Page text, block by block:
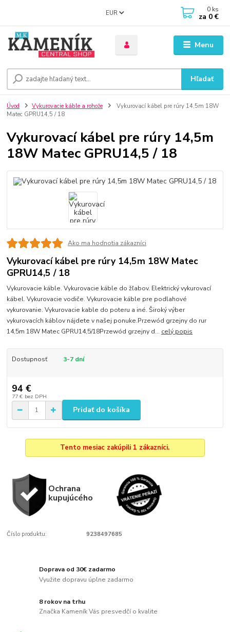
Menu
EUR
Hľadať
0 ks
za 0 €
Úvod Vykurovacie káble a rohože
Vykurovací kábel pre rúry 14,5m 18W
Matec GPRU14,5 / 18
Vykurovací kábel pre rúry 14,5m
18W Matec GPRU14,5 / 18
Ako ma hodnotia zákazníci
Vykurovací kábel pre rúry 14,5m 18W Matec
GPRU14,5 / 18
Vykurovacie káble. Vykurovacie káble do žľabov. Elektrický vykurovací
kábel. Vykurovacie vodiče. Vykurovacie káble pre podlahové
vykurovanie. Vykurovacie kable do poteru a iné. Široký výber
vykurovacích káblov nájdete v našej ponuke.Przewód grzejny do rur
14,5m 18W Matec GPRU14,5/18Przewód grzejny d... celý popis
Dostupnosť 3-7 dní
94 €
77 € bez DPH
Pridať do košíka
Tento mesiac zakúpili 1 zákazníci.
Ochrana
kupujúcého
Číslo produktu: 9238497685
Doprava od 30€ zadarmo
Využite dopravu úplne zadarmo
8 rokov na trhu
Značka Kameník Vás presvedčí o kvalite